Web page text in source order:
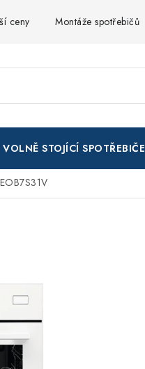
ceny Montáže spotřebičů
VOLNĚ STOJÍCÍ SPOTŘEBIČE